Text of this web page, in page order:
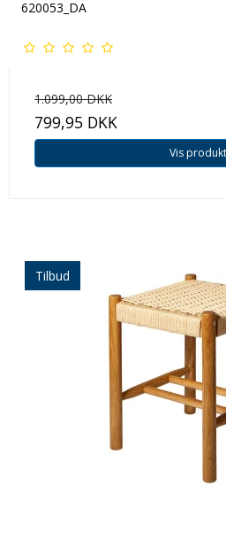
620053_DA
1.099,00 DKK
799,95 DKK
Vis produkt
Tilbud